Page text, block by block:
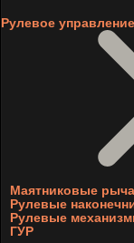
Рулевое управление
Маятниковые
Рулевые
Рулевые
ГУР